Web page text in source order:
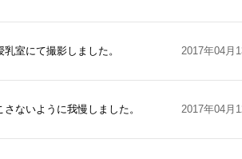
室にて撮影しました。 2017年04月
ないように我慢しました。 2017年04月